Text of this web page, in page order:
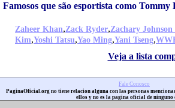
Famosos que são esportista como Tommy
Zaheer Khan,Zack Ryder,Zachary Johnson
Kim,Yoshi Tatsu,Yao Ming,Yani Tseng,
Veja a lista
Fale Conosco
PaginaOficial.org no tiene relacion alguna con las personas
ellos y no es la pagina oficial de ninguno